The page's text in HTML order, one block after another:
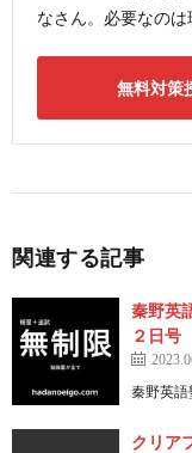
なさん。必要なのは
無料対策
関連する記事
秦野英
２日号
秦野英
クリア